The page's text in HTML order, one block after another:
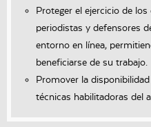
Proteger el ejercicio de
periodistas y defensores
entorno en línea,
beneficiarse de su trabajo.
Promover la
técnicas habilitadoras del